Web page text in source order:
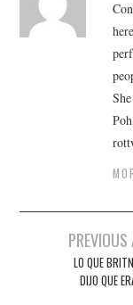
navigation
LO QUE
DIJO QUE